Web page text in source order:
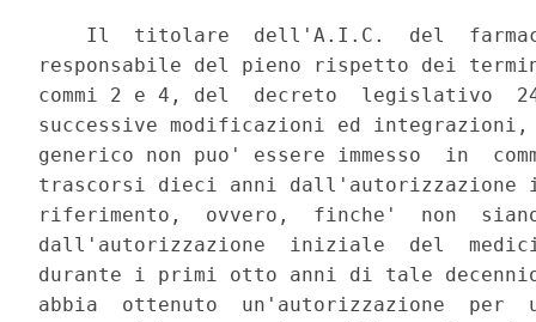
Il  titolare  dell'A.I.C.  del
responsabile del pieno rispetto dei
commi 2 e 4, del  decreto  legislativo
successive modificazioni ed
generico non puo' essere immesso  in
trascorsi dieci anni
riferimento,  ovvero,  finche'  non
dall'autorizzazione  iniziale  del
durante i primi otto anni di tale
abbia  ottenuto  un'autorizzazione